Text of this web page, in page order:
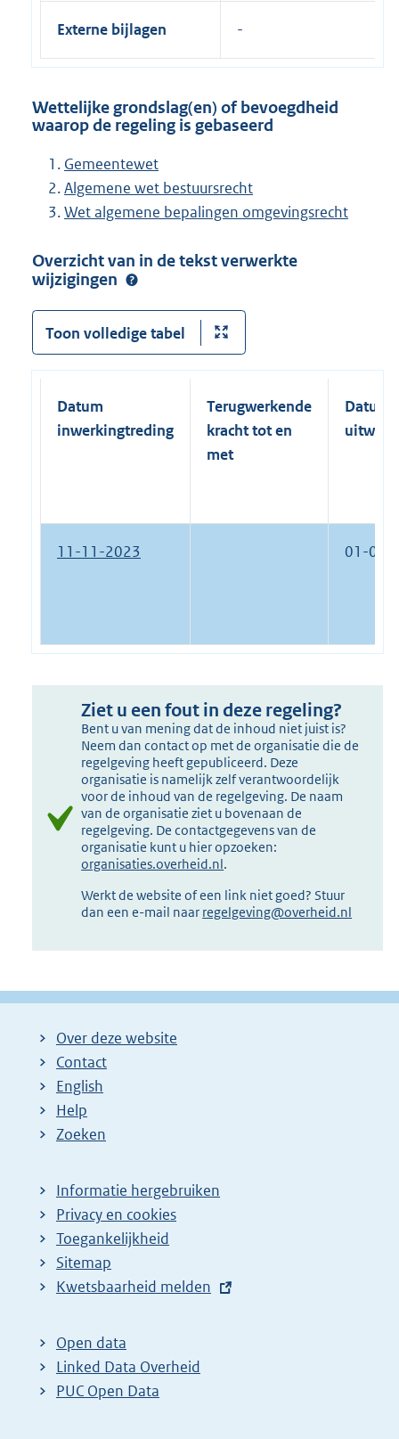
Externe bijlagen
Wettelijke grondslag(en) of bevoegdheid
waarop de regeling is gebaseerd
Gemeentewet
Algemene wet bestuursrecht
Wet algemene bepalingen omgevingsrecht
Overzicht van in de tekst verwerkte
wijzigingen
Toon volledige tabel
Datum
inwerkingtreding
Terugwerkende
kracht tot en
met
Datum
11-11-2023 01-01-
Ziet u een fout in deze regeling?
Bent u van mening dat de inhoud niet juist is?
Neem dan contact op met de organisatie die de
regelgeving heeft gepubliceerd. Deze
organisatie is namelijk zelf verantwoordelijk
voor de inhoud van de regelgeving. De naam
van de organisatie ziet u bovenaan de
regelgeving. De contactgegevens van de
organisatie kunt u hier opzoeken:
organisaties.overheid.nl.
Werkt de website of een link niet goed? Stuur
dan een e-mail naar regelgeving@overheid.nl
Over deze website
Contact
English
Help
Zoeken
Informatie hergebruiken
Privacy en cookies
Toegankelijkheid
Sitemap
E
t
e
r
Kwetsbaarheid melden
Open data
Linked Data Overheid
PUC Open Data